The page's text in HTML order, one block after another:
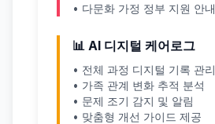
• 다문화 가정 정부 지원 안내
📊 AI 디지털 케어로그
• 전체 과정 디지털 기록 관리
• 가족 관계 변화 추적 분석
• 문제 조기 감지 및 알림
• 맞춤형 개선 가이드 제공